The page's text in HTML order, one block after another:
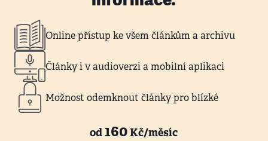
Online přístup ke všem článkům a archivu
Články i v audioverzi a mobilní aplikaci
Možnost odemknout články pro blízké
od160Kč/měsíc